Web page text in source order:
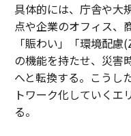
具体的には、庁舎や大
点や企業のオフィス、
「賑わい」「環境配慮
の機能を持たせ、災害
へと転換する。こうし
トワーク化していくエ
る。